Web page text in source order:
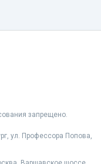
запрещено.
ул. Профессора Попова,